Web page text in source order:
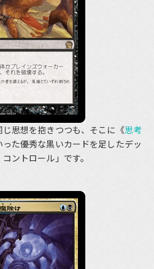
思想を抱きつつも、そこに《思考
った優秀な黒いカードを足したデッ
ントロール」です。